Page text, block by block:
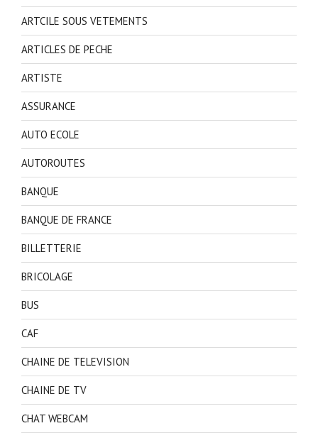
ARTCILE SOUS VETEMENTS
ARTICLES DE PECHE
ARTISTE
ASSURANCE
AUTO ECOLE
AUTOROUTES
BANQUE
BANQUE DE FRANCE
BILLETTERIE
BRICOLAGE
BUS
CAF
CHAINE DE TELEVISION
CHAINE DE TV
CHAT WEBCAM